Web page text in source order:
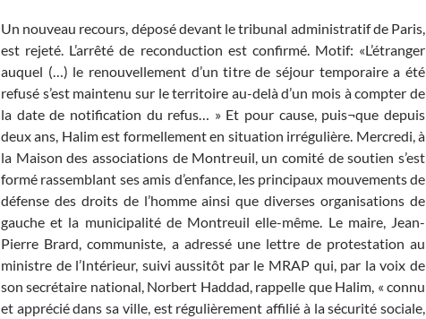
Un nouveau recours, déposé devant le tribunal administratif de Paris,
est rejeté. L’arrêté de reconduction est confirmé. Motif: «L’étranger
auquel (…) le renouvellement d’un titre de séjour temporaire a été
refusé s’est maintenu sur le territoire au-delà d’un mois à compter de
la date de notification du refus… » Et pour cause, puis¬que depuis
deux ans, Halim est formellement en situation irrégulière. Mercredi, à
la Maison des associations de Montreuil, un comité de soutien s’est
formé rassemblant ses amis d’enfance, les principaux mouvements de
défense des droits de l’homme ainsi que diverses organisations de
gauche et la municipalité de Montreuil elle-même. Le maire, Jean-
Pierre Brard, communiste, a adressé une lettre de protestation au
ministre de l’Intérieur, suivi aussitôt par le MRAP qui, par la voix de
son secrétaire national, Norbert Haddad, rappelle que Halim, « connu
et apprécié dans sa ville, est régulièrement affilié à la sécurité sociale,